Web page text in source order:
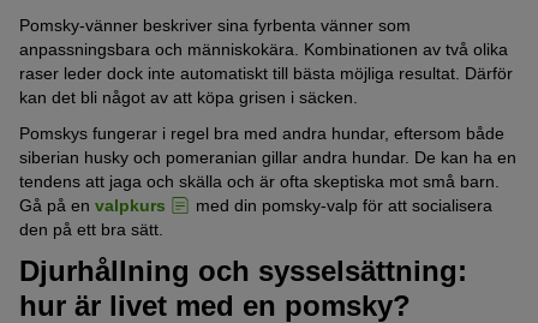
Pomsky-vänner beskriver sina fyrbenta vänner som
anpassningsbara och människokära. Kombinationen av två olika
raser leder dock inte automatiskt till bästa möjliga resultat. Därför
kan det bli något av att köpa grisen i säcken.
Pomskys fungerar i regel bra med andra hundar, eftersom både
siberian husky och pomeranian gillar andra hundar. De kan ha en
tendens att jaga och skälla och är ofta skeptiska mot små barn.
Gå på en valpkurs
med din pomsky-valp för att socialisera
den på ett bra sätt.
Djurhållning och sysselsättning:
hur är livet med en pomsky?